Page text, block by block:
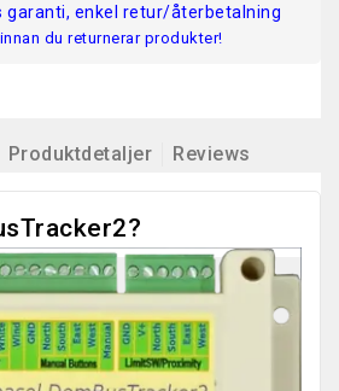
garanti, enkel retur/återbetalning
du returnerar produkter!
Produktdetaljer Reviews